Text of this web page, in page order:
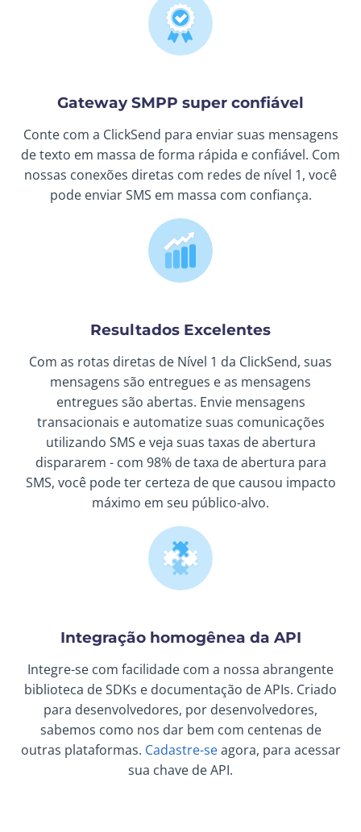
Gateway SMPP super confiável
Conte com a ClickSend para enviar suas mensagens
de texto em massa de forma rápida e confiável. Com
nossas conexões diretas com redes de nível 1, você
pode enviar SMS em massa com confiança.
Resultados Excelentes
Com as rotas diretas de Nível 1 da ClickSend, suas
mensagens são entregues e as mensagens
entregues são abertas. Envie mensagens
transacionais e automatize suas comunicações
utilizando SMS e veja suas taxas de abertura
dispararem - com 98% de taxa de abertura para
SMS, você pode ter certeza de que causou impacto
máximo em seu público-alvo.
Integração homogênea da API
Integre-se com facilidade com a nossa abrangente
biblioteca de SDKs e documentação de APIs. Criado
para desenvolvedores, por desenvolvedores,
sabemos como nos dar bem com centenas de
outras plataformas. Cadastre-seagora, para acessar
sua chave de API.